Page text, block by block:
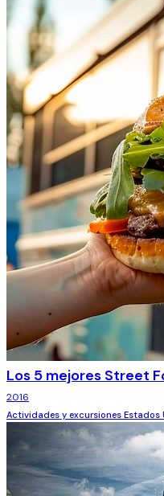
Los 5 mejores Street
2016
Actividades y excursiones Estados